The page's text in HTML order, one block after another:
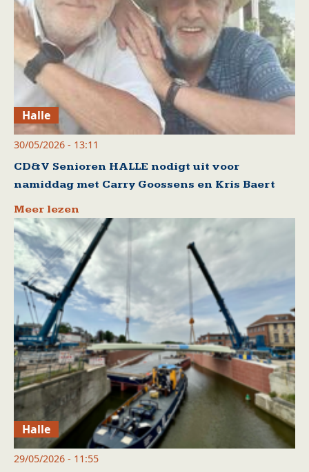
Halle
30/05/2026 - 13:11
CD&V Senioren HALLE nodigt uit voor
namiddag met Carry Goossens en Kris Baert
Meer lezen
Halle
29/05/2026 - 11:55